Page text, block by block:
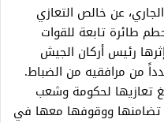
عن خالص التعازي
طائرة تابعة للقوات
رئيس أركان الجيش
من مرافقيه من الضباط.
تعازيها لحكومة وشعب
تضامنها ووقوفها معها في